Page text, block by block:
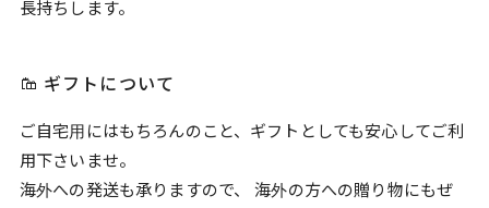
長持ちします。
ギフトについて
ご自宅用にはもちろんのこと、ギフトとしても安心してご利
用下さいませ。
海外への発送も承りますので、 海外の方への贈り物にもぜ